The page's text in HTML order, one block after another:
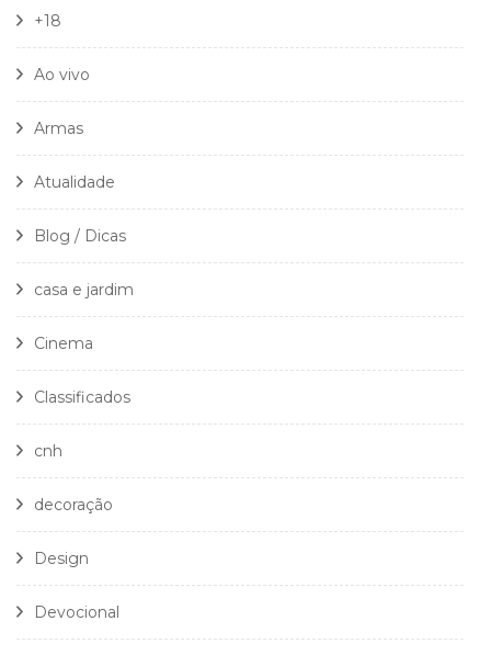
+18
Ao vivo
Armas
Atualidade
Blog / Dicas
casa e jardim
Cinema
Classificados
cnh
decoração
Design
Devocional